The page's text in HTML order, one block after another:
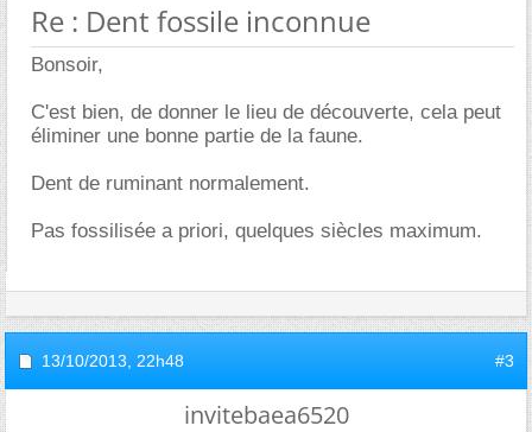
Re : Dent fossile inconnue
Bonsoir,
C'est bien, de donner le lieu de découverte, cela peut
éliminer une bonne partie de la faune.
Dent de ruminant normalement.
Pas fossilisée a priori, quelques siècles maximum.
13/10/2013, 22h48 #3
invitebaea6520